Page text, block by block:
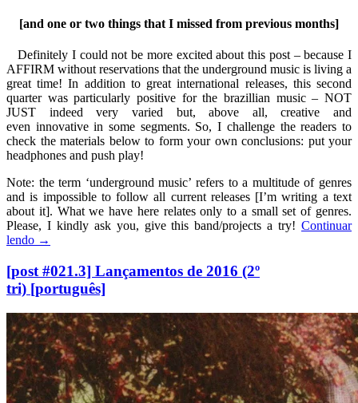
[and one or two things that I missed from previous months]
Definitely I could not be more excited about this post – because I
AFFIRM without reservations that the underground music is living a
great time! In addition to great international releases, this second
quarter was particularly positive for the brazillian music – NOT
JUST indeed very varied but, above all, creative and
even innovative in some segments. So, I challenge the readers to
check the materials below to form your own conclusions: put your
headphones and push play!
Note: the term ‘underground music’ refers to a multitude of genres
and is impossible to follow all current releases [I’m writing a text
about it]. What we have here relates only to a small set of genres.
Please, I kindly ask you, give this band/projects a try! Continuar
lendo →
[post #021.3] Lançamentos de 2016 (2º
tri) [português]